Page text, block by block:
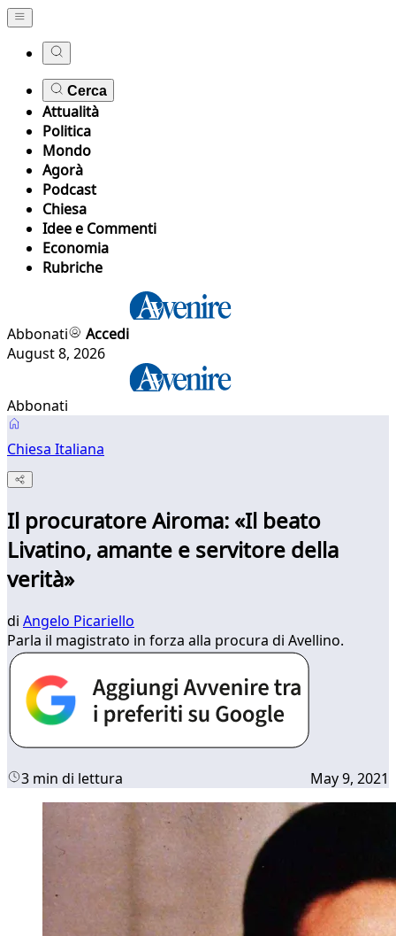
Cerca
Attualità
Politica
Mondo
Agorà
Podcast
Chiesa
Idee e Commenti
Economia
Rubriche
Abbonati
Accedi
August 8, 2026
Abbonati
Chiesa Italiana
Il procuratore Airoma: «Il beato
Livatino, amante e servitore della
verità»
di Angelo Picariello
Parla il magistrato in forza alla procura di Avellino.
3 min di lettura May 9, 2021